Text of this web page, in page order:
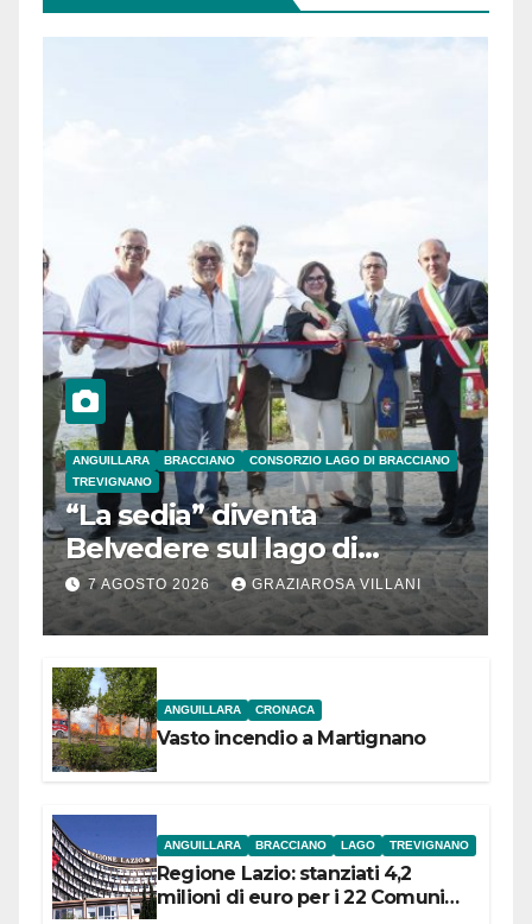
ANGUILLARA BRACCIANO
CONSORZIO LAGO DI BRACCIANO
TREVIGNANO
“La sedia” diventa
Belvedere sul lago di
Bracciano: ieri
l’inaugurazione
7 AGOSTO 2026 GRAZIAROSA VILLANI
ANGUILLARA CRONACA
Vasto incendio a Martignano
ANGUILLARA BRACCIANO LAGO TREVIGNANO
Regione Lazio: stanziati 4,2
milioni di euro per i 22 Comuni